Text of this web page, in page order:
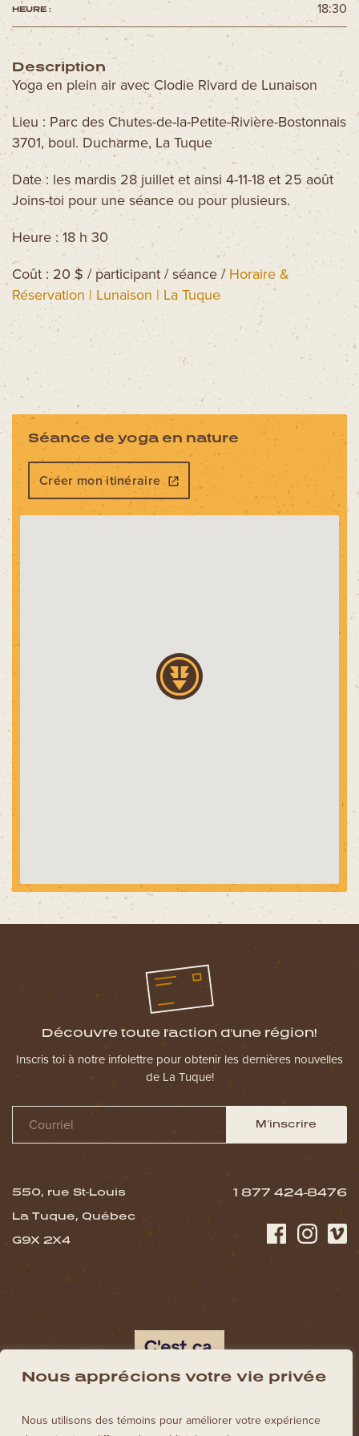
Nous apprécions votre vie privée
Nous utilisons des témoins pour améliorer votre expérience
HEURE : 18:30
Description
Yoga en plein air avec Clodie Rivard de Lunaison
Lieu : Parc des Chutes-de-la-Petite-Rivière-Bostonnais
3701, boul. Ducharme, La Tuque
Date : les mardis 28 juillet et ainsi 4-11-18 et 25 août
Joins-toi pour une séance ou pour plusieurs.
Heure : 18 h 30
Coût : 20 $ / participant / séance /Horaire &
Réservation | Lunaison | La Tuque
Séance de yoga en nature
Créer mon itinéraire
Découvre toute l'action d'une région!
Inscris toi à notre infolettre pour obtenir les dernières nouvelles
de La Tuque!
M’inscrire
550, rue St-Louis
La Tuque, Québec
G9X 2X4
1 877 424-8476